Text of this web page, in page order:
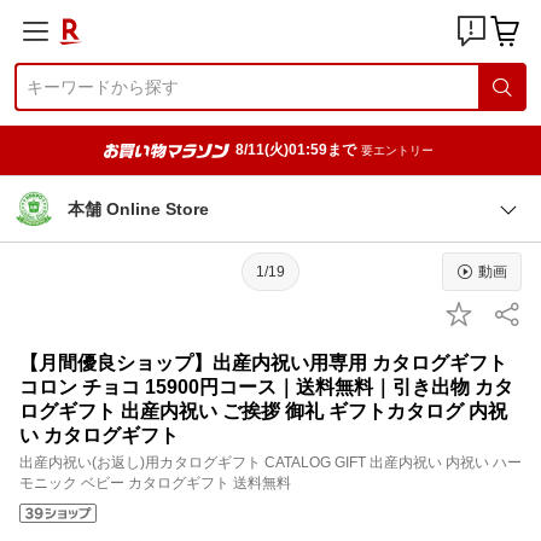
8/11(火)01:59まで 要エントリー
本舗 Online Store
1/19 動画
【月間優良ショップ】出産内祝い用専用 カタログギフト
コロン チョコ 15900円コース｜送料無料｜引き出物 カタ
ログギフト 出産内祝い ご挨拶 御礼 ギフトカタログ 内祝
い カタログギフト
出産内祝い(お返し)用カタログギフト CATALOG GIFT 出産内祝い 内祝い ハー
モニック ベビー カタログギフト 送料無料